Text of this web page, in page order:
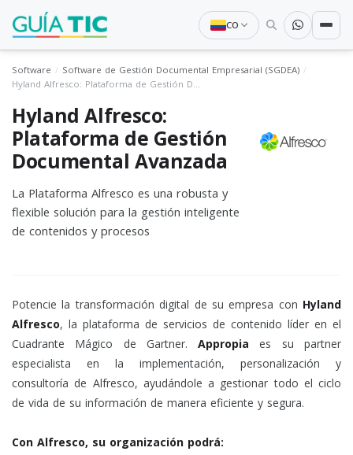
CO
Software
Software de Gestión Documental Empresarial (SGDEA)
Hyland Alfresco: Plataforma de Gestión Documental Avanzada
Hyland Alfresco:
Plataforma de Gestión
Documental Avanzada
La Plataforma Alfresco es una robusta y
flexible solución para la gestión inteligente
de contenidos y procesos
Potencie la transformación digital de su empresa con Hyland
Alfresco, la plataforma de servicios de contenido líder en el
Cuadrante Mágico de Gartner.Appropia es su partner
especialista en la implementación, personalización y
consultoría de Alfresco, ayudándole a gestionar todo el ciclo
de vida de su información de manera eficiente y segura.
Con Alfresco, su organización podrá: